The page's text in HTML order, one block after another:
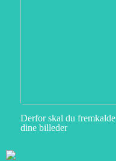
Derfor skal du fremkalde
dine billeder